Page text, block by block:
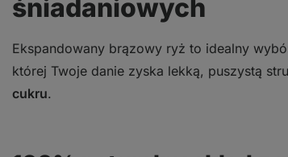
śniadaniowych
Ekspandowany brązowy ryż to idealny
której Twoje danie zyska lekką, puszystą
cukru.